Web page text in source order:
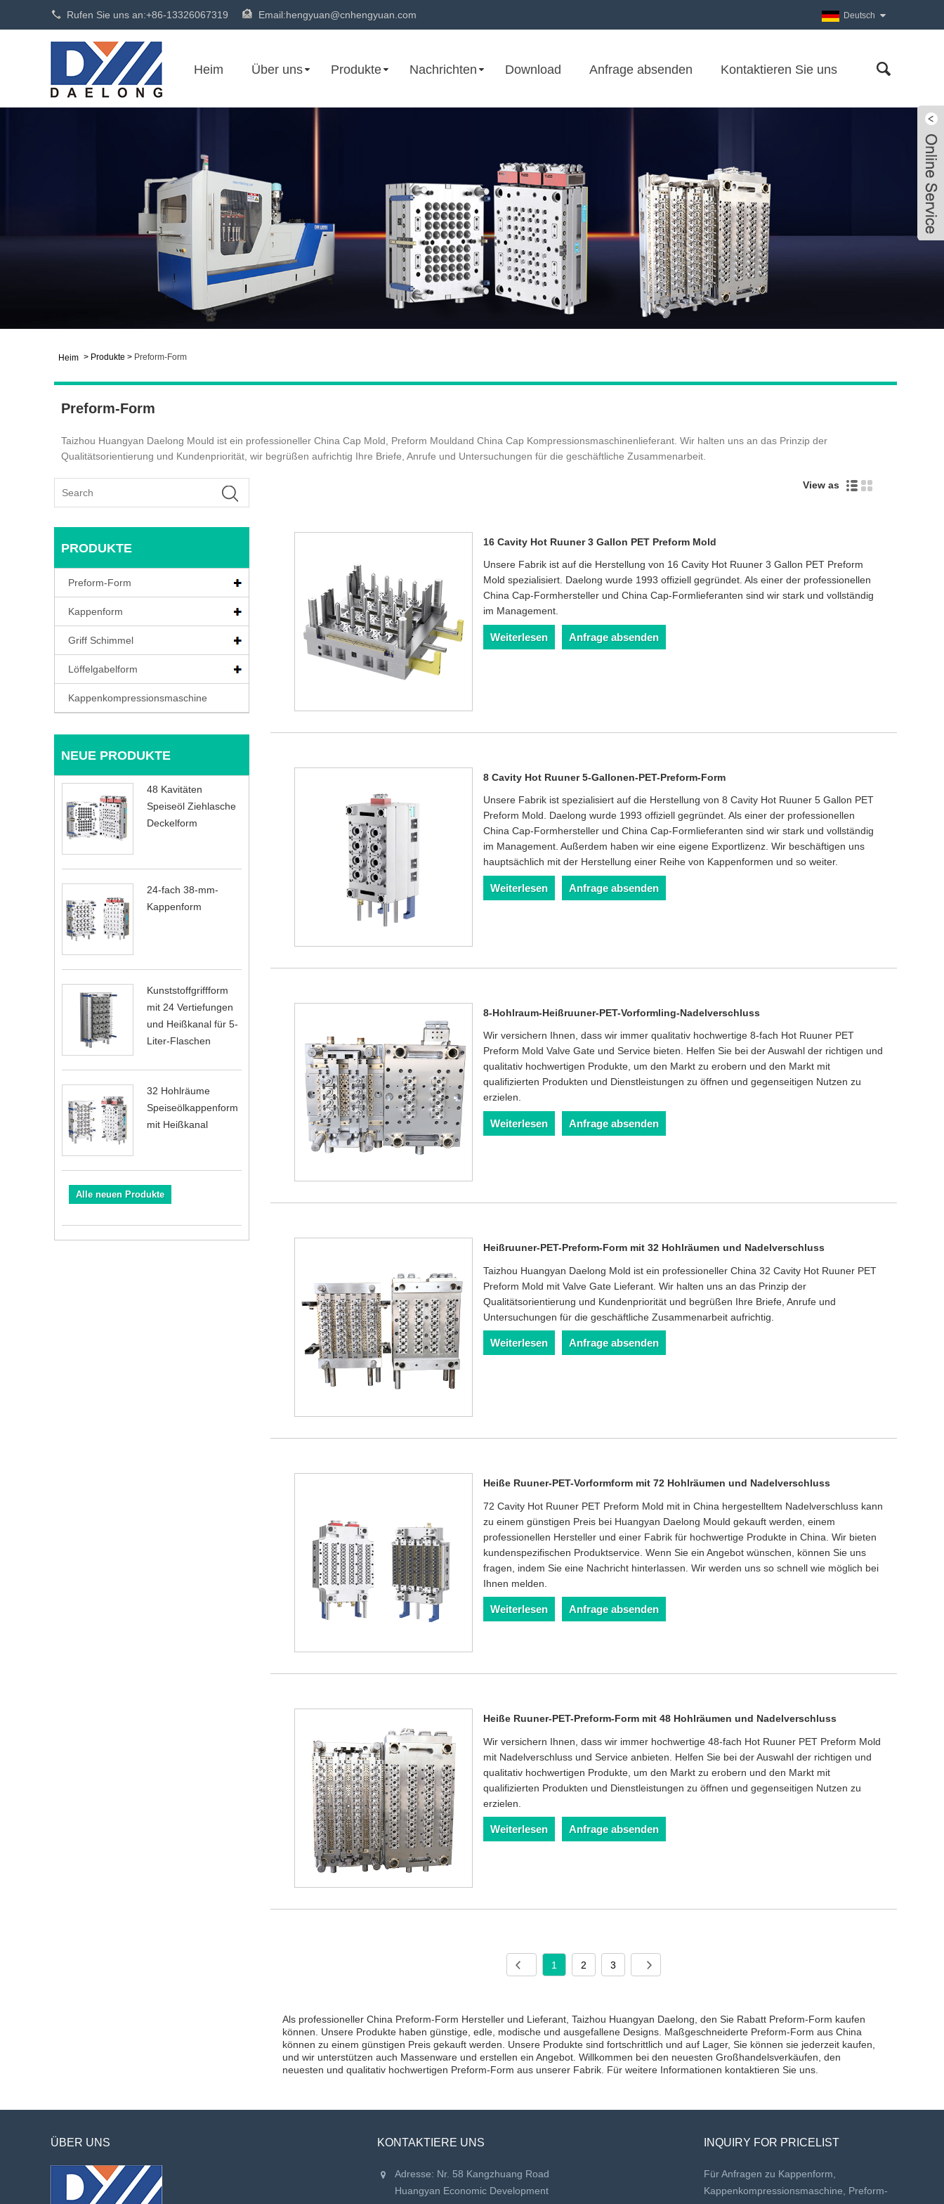
Rufen Sie uns an:+86-13326067319 Email:hengyuan@cnhengyuan.com Deutsch
Heim Über uns Produkte Nachrichten Download Anfrage absenden Kontaktieren Sie uns
Heim > Produkte > Preform-Form
Preform-Form
Taizhou Huangyan Daelong Mould ist ein professioneller China Cap Mold, Preform Mouldand China Cap Kompressionsmaschinenlieferant. Wir halten uns an das Prinzip der
Qualitätsorientierung und Kundenpriorität, wir begrüßen aufrichtig Ihre Briefe, Anrufe und Untersuchungen für die geschäftliche Zusammenarbeit.
PRODUKTE
Preform-Form
Kappenform
Griff Schimmel
Löffelgabelform
Kappenkompressionsmaschine
NEUE PRODUKTE
48 Kavitäten
Speiseöl Ziehlasche
Deckelform
24-fach 38-mm-
Kappenform
Kunststoffgriffform
mit 24 Vertiefungen
und Heißkanal für 5-
Liter-Flaschen
32 Hohlräume
Speiseölkappenform
mit Heißkanal
Alle neuen Produkte
View as
16 Cavity Hot Ruuner 3 Gallon PET Preform Mold
Unsere Fabrik ist auf die Herstellung von 16 Cavity Hot Ruuner 3 Gallon PET Preform
Mold spezialisiert. Daelong wurde 1993 offiziell gegründet. Als einer der professionellen
China Cap-Formhersteller und China Cap-Formlieferanten sind wir stark und vollständig
im Management.
Weiterlesen Anfrage absenden
8 Cavity Hot Ruuner 5-Gallonen-PET-Preform-Form
Unsere Fabrik ist spezialisiert auf die Herstellung von 8 Cavity Hot Ruuner 5 Gallon PET
Preform Mold. Daelong wurde 1993 offiziell gegründet. Als einer der professionellen
China Cap-Formhersteller und China Cap-Formlieferanten sind wir stark und vollständig
im Management. Außerdem haben wir eine eigene Exportlizenz. Wir beschäftigen uns
hauptsächlich mit der Herstellung einer Reihe von Kappenformen und so weiter.
Weiterlesen Anfrage absenden
8-Hohlraum-Heißruuner-PET-Vorformling-Nadelverschluss
Wir versichern Ihnen, dass wir immer qualitativ hochwertige 8-fach Hot Ruuner PET
Preform Mold Valve Gate und Service bieten. Helfen Sie bei der Auswahl der richtigen und
qualitativ hochwertigen Produkte, um den Markt zu erobern und den Markt mit
qualifizierten Produkten und Dienstleistungen zu öffnen und gegenseitigen Nutzen zu
erzielen.
Weiterlesen Anfrage absenden
Heißruuner-PET-Preform-Form mit 32 Hohlräumen und Nadelverschluss
Taizhou Huangyan Daelong Mold ist ein professioneller China 32 Cavity Hot Ruuner PET
Preform Mold mit Valve Gate Lieferant. Wir halten uns an das Prinzip der
Qualitätsorientierung und Kundenpriorität und begrüßen Ihre Briefe, Anrufe und
Untersuchungen für die geschäftliche Zusammenarbeit aufrichtig.
Weiterlesen Anfrage absenden
Heiße Ruuner-PET-Vorformform mit 72 Hohlräumen und Nadelverschluss
72 Cavity Hot Ruuner PET Preform Mold mit in China hergestelltem Nadelverschluss kann
zu einem günstigen Preis bei Huangyan Daelong Mould gekauft werden, einem
professionellen Hersteller und einer Fabrik für hochwertige Produkte in China. Wir bieten
kundenspezifischen Produktservice. Wenn Sie ein Angebot wünschen, können Sie uns
fragen, indem Sie eine Nachricht hinterlassen. Wir werden uns so schnell wie möglich bei
Ihnen melden.
Weiterlesen Anfrage absenden
Heiße Ruuner-PET-Preform-Form mit 48 Hohlräumen und Nadelverschluss
Wir versichern Ihnen, dass wir immer hochwertige 48-fach Hot Ruuner PET Preform Mold
mit Nadelverschluss und Service anbieten. Helfen Sie bei der Auswahl der richtigen und
qualitativ hochwertigen Produkte, um den Markt zu erobern und den Markt mit
qualifizierten Produkten und Dienstleistungen zu öffnen und gegenseitigen Nutzen zu
erzielen.
Weiterlesen Anfrage absenden
1 2 3
Als professioneller China Preform-Form Hersteller und Lieferant, Taizhou Huangyan Daelong, den Sie Rabatt Preform-Form kaufen
können. Unsere Produkte haben günstige, edle, modische und ausgefallene Designs. Maßgeschneiderte Preform-Form aus China
können zu einem günstigen Preis gekauft werden. Unsere Produkte sind fortschrittlich und auf Lager, Sie können sie jederzeit kaufen,
und wir unterstützen auch Massenware und erstellen ein Angebot. Willkommen bei den neuesten Großhandelsverkäufen, den
neuesten und qualitativ hochwertigen Preform-Form aus unserer Fabrik. Für weitere Informationen kontaktieren Sie uns.
ÜBER UNS KONTAKTIERE UNS
Adresse: Nr. 58 Kangzhuang Road
Huangyan Economic Development
INQUIRY FOR PRICELIST
Für Anfragen zu Kappenform,
Kappenkompressionsmaschine, Preform-